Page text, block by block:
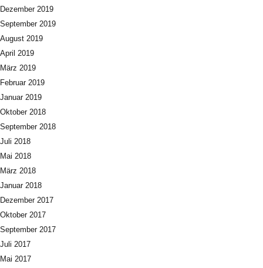
Dezember 2019
September 2019
August 2019
April 2019
März 2019
Februar 2019
Januar 2019
Oktober 2018
September 2018
Juli 2018
Mai 2018
März 2018
Januar 2018
Dezember 2017
Oktober 2017
September 2017
Juli 2017
Mai 2017